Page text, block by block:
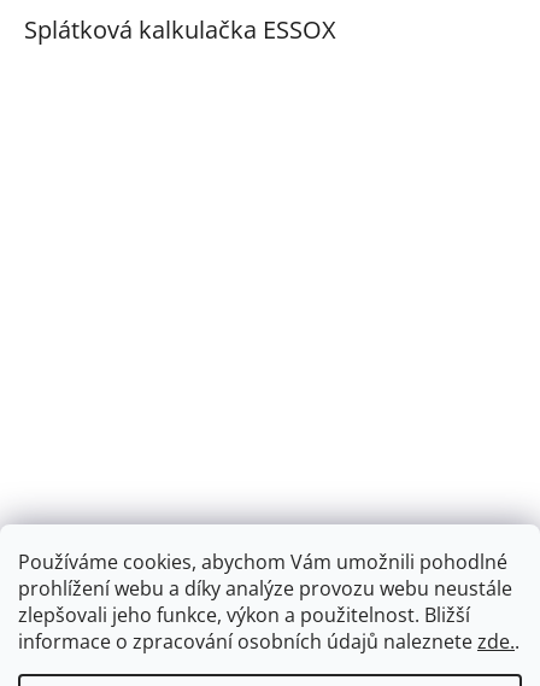
Používáme cookies, abychom Vám umožnili pohodlné
prohlížení webu a díky analýze provozu webu neustále
zlepšovali jeho funkce, výkon a použitelnost. Bližší
informace o zpracování osobních údajů naleznetezde..
Splátková kalkulačka ESSOX